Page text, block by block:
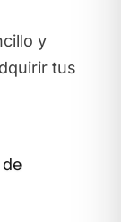
y
tus